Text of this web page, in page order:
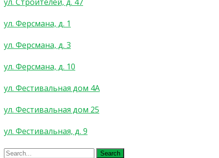
ул. Ферсмана, д. 1
ул. Ферсмана, д. 3
ул. Ферсмана, д. 10
ул. Фестивальная дом 4А
ул. Фестивальная дом 25
ул. Фестивальная, д. 9
Search